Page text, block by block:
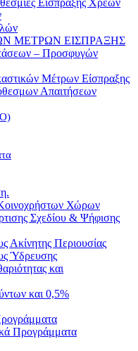
Είσπραξης Χρεών
ΜΕΤΡΩΝ ΕΙΣΠΡΑΞΗΣ
– Προσφυγών
Μέτρων Είσπραξης
Απαιτήσεων
Χώρων
Σχεδίου & Ψήφισης
Ακίνητης Περιουσίας
Ύδρευσης
και
και 0,5%
Προγράμματα